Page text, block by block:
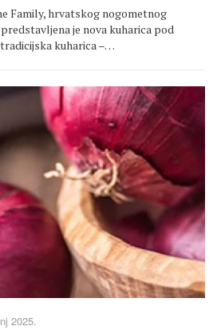
Family, hrvatskog nogometnog
je nova kuharica pod
kuharica –…
2025.